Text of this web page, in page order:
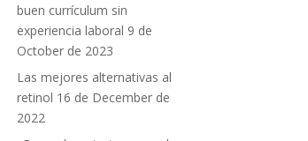
buen currículum sin
experiencia laboral 9 de
October de 2023
Las mejores alternativas al
retinol 16 de December de
2022